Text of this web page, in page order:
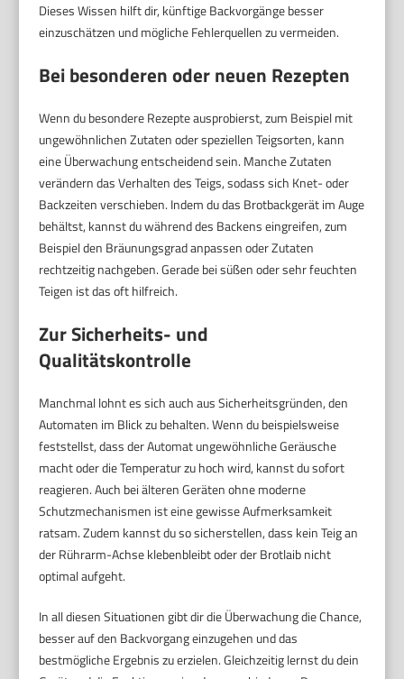
Dieses Wissen hilft dir, künftige Backvorgänge besser
einzuschätzen und mögliche Fehlerquellen zu vermeiden.
Bei besonderen oder neuen Rezepten
Wenn du besondere Rezepte ausprobierst, zum Beispiel mit
ungewöhnlichen Zutaten oder speziellen Teigsorten, kann
eine Überwachung entscheidend sein. Manche Zutaten
verändern das Verhalten des Teigs, sodass sich Knet- oder
Backzeiten verschieben. Indem du das Brotbackgerät im Auge
behältst, kannst du während des Backens eingreifen, zum
Beispiel den Bräunungsgrad anpassen oder Zutaten
rechtzeitig nachgeben. Gerade bei süßen oder sehr feuchten
Teigen ist das oft hilfreich.
Zur Sicherheits- und
Qualitätskontrolle
Manchmal lohnt es sich auch aus Sicherheitsgründen, den
Automaten im Blick zu behalten. Wenn du beispielsweise
feststellst, dass der Automat ungewöhnliche Geräusche
macht oder die Temperatur zu hoch wird, kannst du sofort
reagieren. Auch bei älteren Geräten ohne moderne
Schutzmechanismen ist eine gewisse Aufmerksamkeit
ratsam. Zudem kannst du so sicherstellen, dass kein Teig an
der Rührarm-Achse klebenbleibt oder der Brotlaib nicht
optimal aufgeht.
In all diesen Situationen gibt dir die Überwachung die Chance,
besser auf den Backvorgang einzugehen und das
bestmögliche Ergebnis zu erzielen. Gleichzeitig lernst du dein